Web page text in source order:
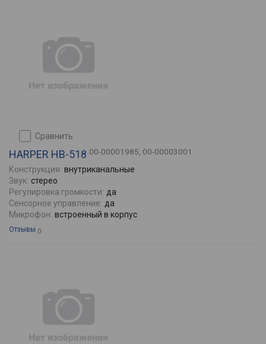
сравнить
HARPER HB-518 00-00001985, 00-00003001
Конструкция: внутриканальные
Звук: стерео
Регулировка громкости: да
Сенсорное управление: да
Микрофон: встроенный в корпус
Отзывы 0